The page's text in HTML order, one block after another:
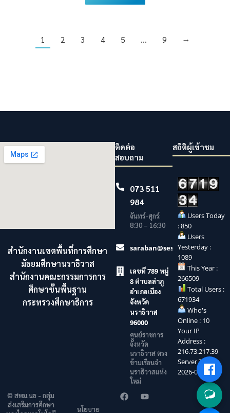
1 2 3 4 5 … 9 →
สำนักงานเขตพื้นที่การศึกษา
มัธยมศึกษานราธิวาส
สำนักงานคณะกรรมการการ
ศึกษาขั้นพื้นฐาน
กระทรวงศึกษาธิการ
ติดต่อ
สอบถาม
073 511
984
จันทร์-ศุกร์:
8:30 – 16:30
saraban@sesaonara.go.th
เลขที่ 789 หมู่
8 ตำบลลำภู
อำเภอเมือง
จังหวัด
นราธิวาส
96000
ศูนย์ราชการ
จังหวัด
นราธิวาส ตรง
ข้ามเรือนจำ
นราธิวาสแห่ง
ใหม่
สถิติผู้เข้าชม
Users Today
: 850
Users
Yesterday :
1089
This Year :
266509
Total Users :
671934
Who's
Online : 10
Your IP
Address :
216.73.217.39
Server Time :
2026-08-08
© สพม.นธ - กลุ่ม
ส่งเสริมการศึกษา
นโยบาย